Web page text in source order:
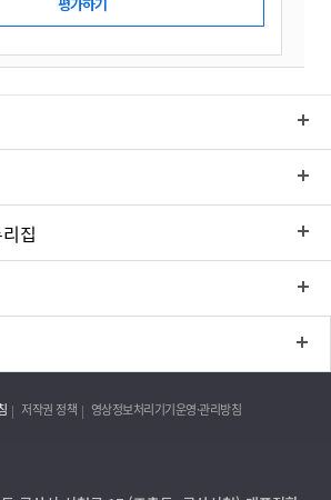
집
저작권 정책 영상정보처리기기운영·관리방침